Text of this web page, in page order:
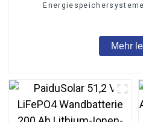
Mehr